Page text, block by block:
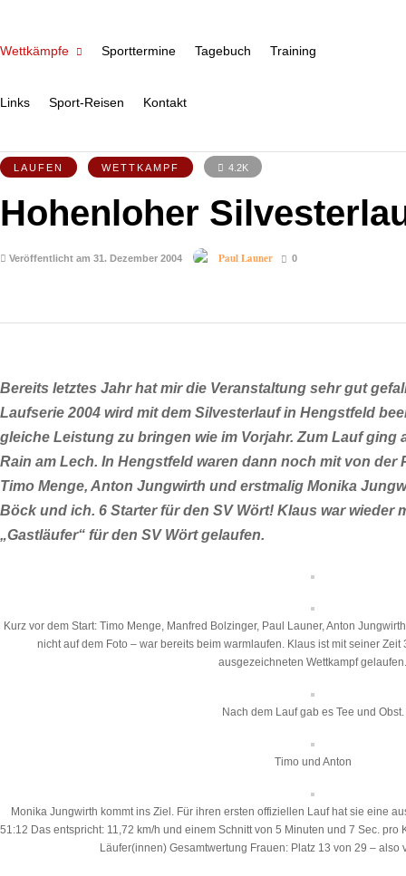
Wettkämpfe Sporttermine Tagebuch Training
Links Sport-Reisen Kontakt
LAUFEN WETTKAMPF 4.2K
Hohenloher
Veröffentlicht am 31. Dezember 2004 Paul Launer 0
Bereits letztes Jahr hat mir die Veranstaltung sehr gut
Laufserie 2004 wird mit dem Silvesterlauf in Hengstfeld
gleiche Leistung zu bringen wie im Vorjahr. Zum Lauf
Rain am Lech. In Hengstfeld waren dann noch mit von der
Timo Menge, Anton Jungwirth und erstmalig Monika
Böck und ich. 6 Starter für den SV Wört! Klaus war wieder
„Gastläufer“ für den SV Wört gelaufen.
Kurz vor dem Start: Timo Menge, Manfred Bolzinger, Paul Launer, Anton
nicht auf dem Foto – war bereits beim warmlaufen. Klaus ist mit seiner
ausgezeichneten Wettkampf gelaufen.
Nach dem Lauf gab es Tee und Obst.
Timo und Anton
Monika Jungwirth kommt ins Ziel. Für ihren ersten offiziellen Lauf hat sie eine
51:12 Das entspricht: 11,72 km/h und einem Schnitt von 5 Minuten und 7 Sec. pro
Läufer(innen) Gesamtwertung Frauen: Platz 13 von 29 – also